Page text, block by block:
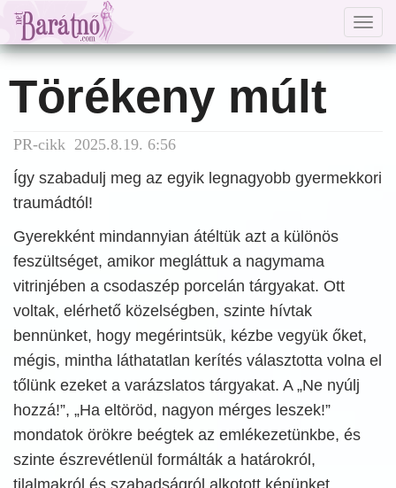
Törékeny múlt
PR-cikk 2025.8.19. 6:56
Így szabadulj meg az egyik legnagyobb gyermekkori
traumádtól!
Gyerekként mindannyian átéltük azt a különös
feszültséget, amikor megláttuk a nagymama
vitrinjében a csodaszép porcelán tárgyakat. Ott
voltak, elérhető közelségben, szinte hívtak
bennünket, hogy megérintsük, kézbe vegyük őket,
mégis, mintha láthatatlan kerítés választotta volna el
tőlünk ezeket a varázslatos tárgyakat. A „Ne nyúlj
hozzá!”, „Ha eltöröd, nagyon mérges leszek!”
mondatok örökre beégtek az emlékezetünkbe, és
szinte észrevétlenül formálták a határokról,
tilalmakról és szabadságról alkotott képünket.